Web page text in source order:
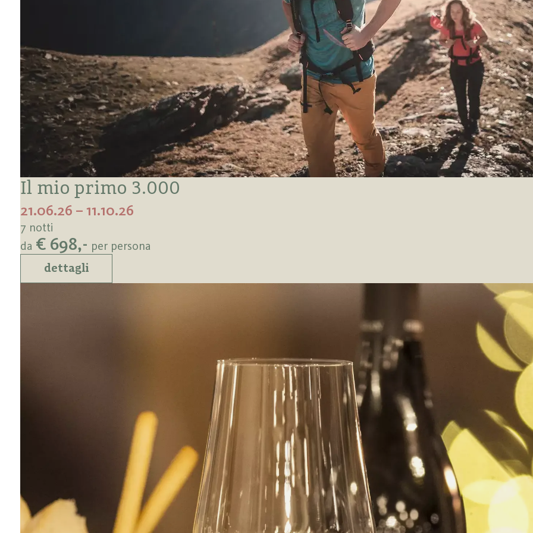
Il mio primo 3.000
21.06.26 – 11.10.26
7 notti
da € 698,- per persona
dettagli